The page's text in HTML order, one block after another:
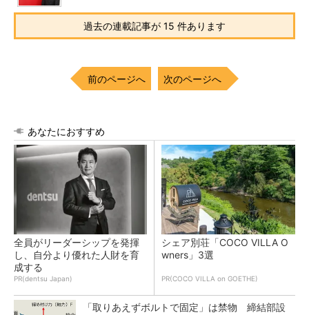
過去の連載記事が 15 件あります
前のページへ 次のページへ
あなたにおすすめ
全員がリーダーシップを発揮
し、自分より優れた人財を育
成する
PR(dentsu Japan)
シェア別荘「COCO VILLA O
wners」3選
PR(COCO VILLA on GOETHE)
「取りあえずボルトで固定」は禁物 締結部設